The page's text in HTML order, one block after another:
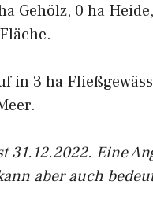
Gehölz, 0 ha
in 3 ha
Eine
aber auch